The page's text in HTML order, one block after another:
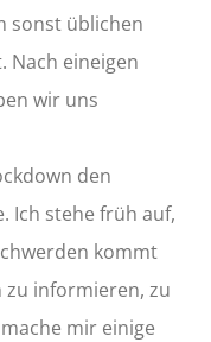
sonst üblichen
Nach eineigen
wir uns
den
Ich stehe früh auf,
kommt
zu informieren, zu
mir einige